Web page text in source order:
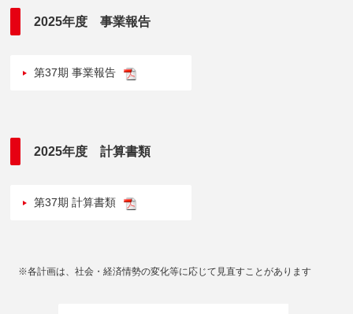
2025年度 事業報告
第37期 事業報告
2025年度 計算書類
第37期 計算書類
※各計画は、社会・経済情勢の変化等に応じて見直すことがあります